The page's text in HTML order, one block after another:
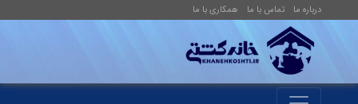
درباره ما تماس با ما همکاری با ما